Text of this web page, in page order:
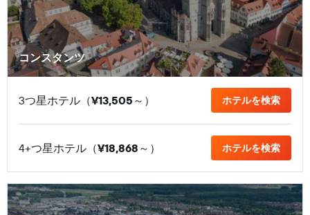
コンスタンツ
3つ星ホテル（¥13,505 ​～） ホテルを検索
4+つ星ホテル（¥18,868 ​～） ホテルを検索